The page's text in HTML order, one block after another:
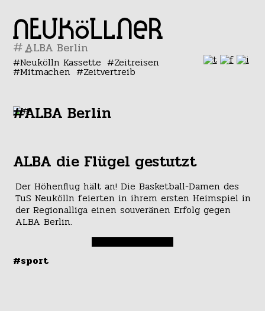
#
Neukölln Kassette Zeitreisen
Mitmachen Zeitvertreib
#ALBA Berlin
ALBA die Flügel gestutzt
Der Höhenflug hält an! Die Basketball-Damen des
TuS Neukölln feierten in ihrem ersten Heimspiel in
der Regionalliga einen souveränen Erfolg gegen
ALBA Berlin.
#sport